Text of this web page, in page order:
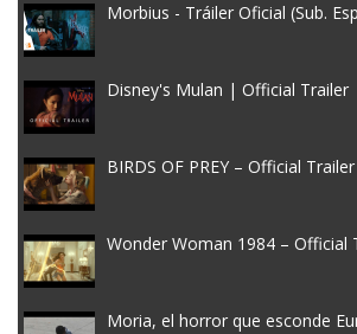
Morbius - Tráiler Oficial (Sub.
Disney's Mulan | Official Trailer
BIRDS OF PREY – Official
Wonder Woman 1984 – Official
Moria, el horror que esconde